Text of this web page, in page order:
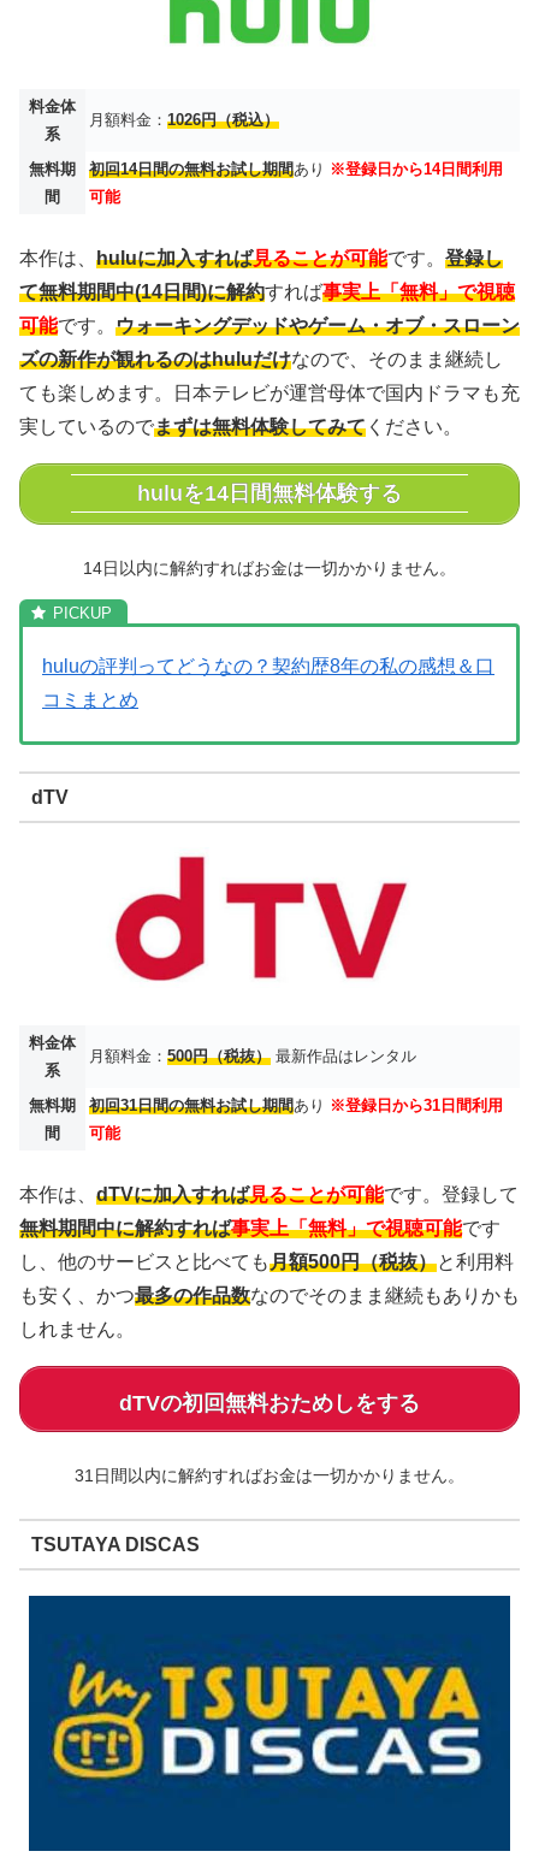
料金体
系
月額料金： 1026円（税込）
無料期
間
初回14日間の無料お試し期間あり ※登録日から14日間利用
可能
本作は、 huluに加入すれば見ることが可能です。 登録し
て無料期間中(14日間)に解約すれば事実上「無料」で視聴
可能です。 ウォーキングデッドやゲーム・オブ・スローン
ズの新作が観れるのはhuluだけなので、そのまま継続し
ても楽しめます。日本テレビが運営母体で国内ドラマも充
実しているのでまずは無料体験してみて ください。
huluを14日間無料体験する
14日以内に解約すればお金は一切かかりません。
huluの評判ってどうなの？契約歴8年の私の感想＆口
コミまとめ
dTV
料金体
系
月額料金： 500円（税抜） 最新作品はレンタル
無料期
間
初回31日間の無料お試し期間あり ※登録日から31日間利用
可能
本作は、 dTVに加入すれば見ることが可能です。登録して
無料期間中に解約すれば事実上「無料」で視聴可能です
し、他のサービスと比べても月額500円（税抜）と利用料
も安く、かつ最多の作品数なのでそのまま継続もありかも
しれません。
dTVの初回無料おためしをする
31日間以内に解約すればお金は一切かかりません。
TSUTAYA DISCAS